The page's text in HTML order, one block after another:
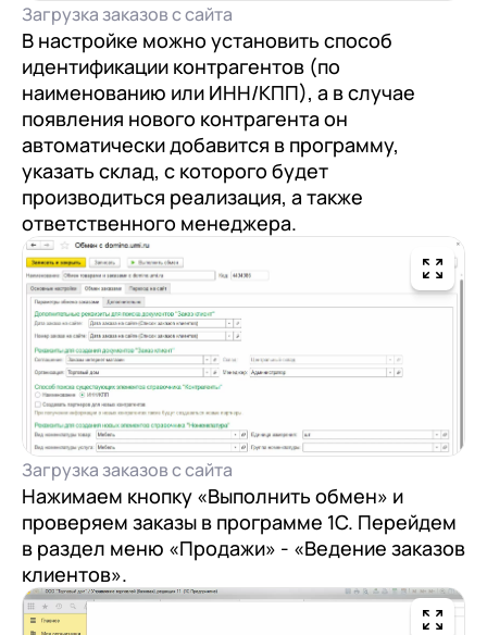
Загрузка заказов с сайта
В настройке можно установить способ
идентификации контрагентов (по
наименованию или ИНН/КПП), а в случае
появления нового контрагента он
автоматически добавится в программу,
указать склад, с которого будет
производиться реализация, а также
ответственного менеджера.
Загрузка заказов с сайта
Нажимаем кнопку «Выполнить обмен» и
проверяем заказы в программе 1С. Перейдем
в раздел меню «Продажи» - «Ведение заказов
клиентов».